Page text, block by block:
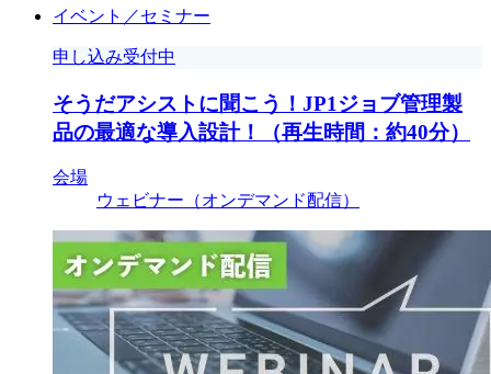
イベント／セミナー
申し込み受付中
そうだアシストに聞こう！JP1ジョブ管理製
品の最適な導入設計！（再生時間：約40分）
会場
ウェビナー（オンデマンド配信）